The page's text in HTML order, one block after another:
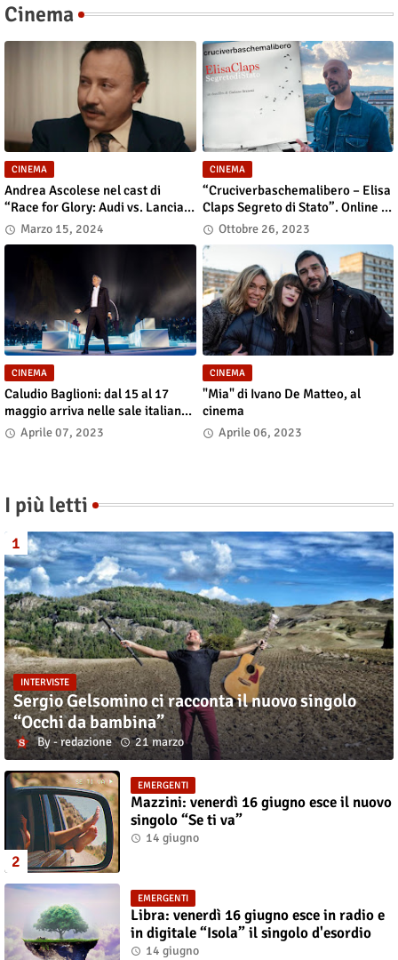
Cinema
CINEMA
Andrea Ascolese nel cast di
“Race for Glory: Audi vs. Lancia”
al cinema dal 14 marzo
Marzo 15, 2024
CINEMA
“Cruciverbaschemalibero – Elisa
Claps Segreto di Stato”. Online il
docu-film
Ottobre 26, 2023
CINEMA
Caludio Baglioni: dal 15 al 17
maggio arriva nelle sale italiane
"TUTTI SU! Buon compleanno
Claudio"
Aprile 07, 2023
CINEMA
"Mia" di Ivano De Matteo, al
cinema
Aprile 06, 2023
I più letti
INTERVISTE
Sergio Gelsomino ci racconta il nuovo singolo
“Occhi da bambina”
redazione 21 marzo
EMERGENTI
Mazzini: venerdì 16 giugno esce il nuovo
singolo “Se ti va”
14 giugno
EMERGENTI
Libra: venerdì 16 giugno esce in radio e
in digitale “Isola” il singolo d'esordio
14 giugno